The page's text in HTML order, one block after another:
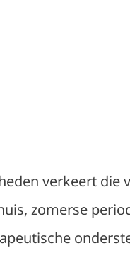
verkeert
zomerse